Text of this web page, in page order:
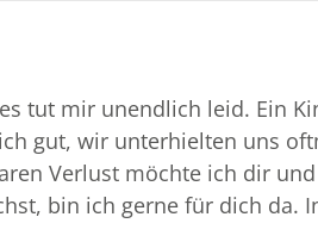
tut mir unendlich leid. Ein
gut, wir unterhielten uns
Verlust möchte ich dir
bin ich gerne für dich da.